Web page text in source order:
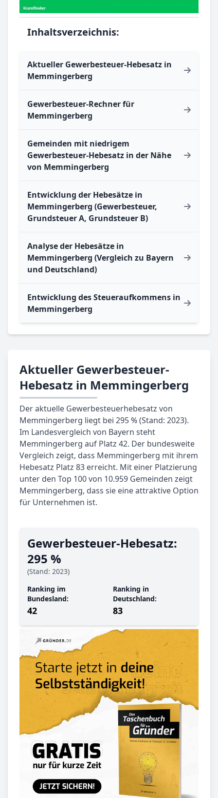
Inhaltsverzeichnis:
Aktueller Gewerbesteuer-Hebesatz in
Memmingerberg
Gewerbesteuer-Rechner für
Memmingerberg
Gemeinden mit niedrigem
Gewerbesteuer-Hebesatz in der Nähe
von Memmingerberg
Entwicklung der Hebesätze in
Memmingerberg (Gewerbesteuer,
Grundsteuer A, Grundsteuer B)
Analyse der Hebesätze in
Memmingerberg (Vergleich zu Bayern
und Deutschland)
Entwicklung des Steueraufkommens in
Memmingerberg
Aktueller Gewerbesteuer-
Hebesatz in Memmingerberg
Der aktuelle Gewerbesteuerhebesatz von
Memmingerberg liegt bei 295 % (Stand: 2023).
Im Landesvergleich von Bayern steht
Memmingerberg auf Platz 42. Der bundesweite
Vergleich zeigt, dass Memmingerberg mit ihrem
Hebesatz Platz 83 erreicht. Mit einer Platzierung
unter den Top 100 von 10.959 Gemeinden zeigt
Memmingerberg, dass sie eine attraktive Option
für Unternehmen ist.
Gewerbe­steuer-Hebe­satz:
295 %
(Stand: 2023)
Ranking im
Bundesland:
42
Ranking in
Deutschland:
83